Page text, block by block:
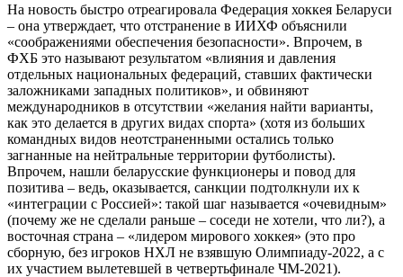
На новость быстро отреагировала Федерация хоккея Беларуси
– она утверждает, что отстранение в ИИХФ объяснили
«соображениями обеспечения безопасности». Впрочем, в
ФХБ это называют результатом «влияния и давления
отдельных национальных федераций, ставших фактически
заложниками западных политиков», и обвиняют
международников в отсутствии «желания найти варианты,
как это делается в других видах спорта» (хотя из больших
командных видов неотстраненными остались только
загнанные на нейтральные территории футболисты).
Впрочем, нашли беларусские функционеры и повод для
позитива – ведь, оказывается, санкции подтолкнули их к
«интеграции с Россией»: такой шаг называется «очевидным»
(почему же не сделали раньше – соседи не хотели, что ли?), а
восточная страна – «лидером мирового хоккея» (это про
сборную, без игроков НХЛ не взявшую Олимпиаду-2022, а с
их участием вылетевшей в четвертьфинале ЧМ-2021).